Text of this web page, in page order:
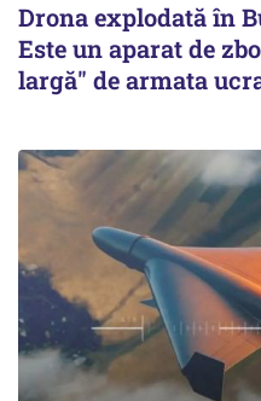
Drona explodată în
Este un aparat de
largă" de armata